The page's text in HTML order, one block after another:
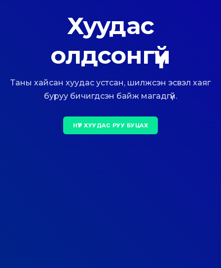
Хуудас
олдсонгүй
Таны хайсан хуудас устсан, шилжсэн эсвэл хаяг
буруу бичигдсэн байж магадгүй.
НҮҮР ХУУДАС РУУ БУЦАХ